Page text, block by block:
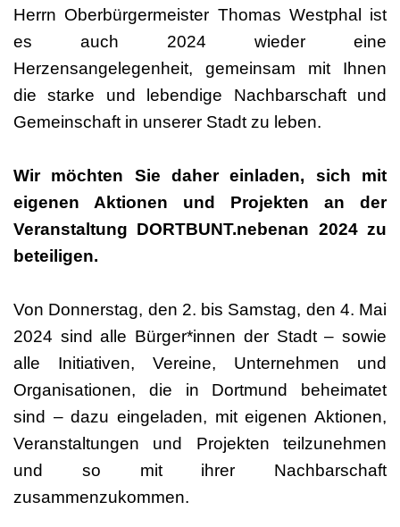
Herrn Oberbürgermeister Thomas Westphal ist
es auch 2024 wieder eine
Herzensangelegenheit, gemeinsam mit Ihnen
die starke und lebendige Nachbarschaft und
Gemeinschaft in unserer Stadt zu leben.
Wir möchten Sie daher einladen, sich mit
eigenen Aktionen und Projekten an der
Veranstaltung DORTBUNT.nebenan 2024 zu
beteiligen.
Von Donnerstag, den 2. bis Samstag, den 4. Mai
2024 sind alle Bürger*innen der Stadt – sowie
alle Initiativen, Vereine, Unternehmen und
Organisationen, die in Dortmund beheimatet
sind – dazu eingeladen, mit eigenen Aktionen,
Veranstaltungen und Projekten teilzunehmen
und so mit ihrer Nachbarschaft
zusammenzukommen.